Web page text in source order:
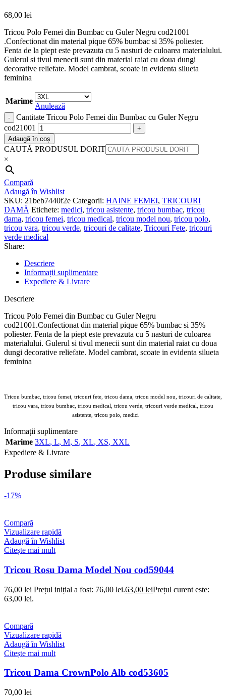
68,00 lei
Tricou Polo Femei din Bumbac cu Guler Negru cod21001
.Confectionat din material pique 65% bumbac si 35% poliester.
Fenta de la piept este prevazuta cu 5 nasturi de culoarea materialului.
Gulerul si tivul menecii sunt din material raiat cu doua dungi
decorative reliefate. Model cambrat, scoate in evidenta silueta
feminina
Marime
Anulează
Cantitate Tricou Polo Femei din Bumbac cu Guler Negru
cod21001
Adaugă în coș
CAUTĂ PRODUSUL DORIT
×
Compară
Adaugă în Wishlist
SKU: 21beb7440f2e Categorii: HAINE FEMEI, TRICOURI
DAMĂ Etichete: medici, tricou asistente, tricou bumbac, tricou
dama, tricou femei, tricou medical, tricou model nou, tricou polo,
tricou vara, tricou verde, tricouri de calitate, Tricouri Fete, tricouri
verde medical
Share:
Descriere
Informații suplimentare
Expediere & Livrare
Descriere
Tricou Polo Femei din Bumbac cu Guler Negru
cod21001.Confectionat din material pique 65% bumbac si 35%
poliester. Fenta de la piept este prevazuta cu 5 nasturi de culoarea
materialului. Gulerul si tivul menecii sunt din material raiat cu doua
dungi decorative reliefate. Model cambrat, scoate in evidenta silueta
feminina
Tricou bumbac, tricou femei, tricouri fete, tricou dama, tricou model nou, tricouri de calitate,
tricou vara, tricou bumbac, tricou medical, tricou verde, tricouri verde medical, tricou
asistente, tricou polo, medici
Informații suplimentare
Marime 3XL, L, M, S, XL, XS, XXL
Expediere & Livrare
Produse similare
-17%
Compară
Vizualizare rapidă
Adaugă în Wishlist
Citește mai mult
Tricou Rosu Dama Model Nou cod59044
76,00lei Prețul inițial a fost: 76,00 lei.63,00 leiPrețul curent este:
63,00 lei.
Compară
Vizualizare rapidă
Adaugă în Wishlist
Citește mai mult
Tricou Dama CrownPolo Alb cod53605
70,00 lei